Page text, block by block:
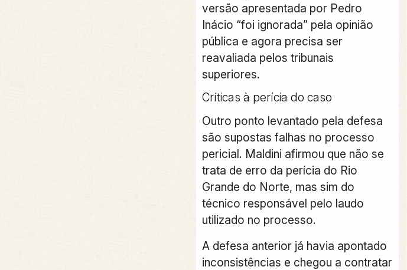
versão apresentada por Pedro
Inácio “foi ignorada” pela opinião
pública e agora precisa ser
reavaliada pelos tribunais
superiores.
Críticas à perícia do caso
Outro ponto levantado pela defesa
são supostas falhas no processo
pericial. Maldini afirmou que não se
trata de erro da perícia do Rio
Grande do Norte, mas sim do
técnico responsável pelo laudo
utilizado no processo.
A defesa anterior já havia apontado
inconsistências e chegou a contratar